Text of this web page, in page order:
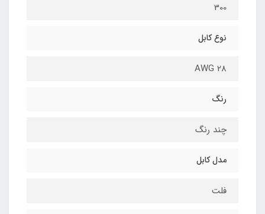
300
نوع کابل
28 AWG
رنگ
چند رنگ
مدل کابل
فلت